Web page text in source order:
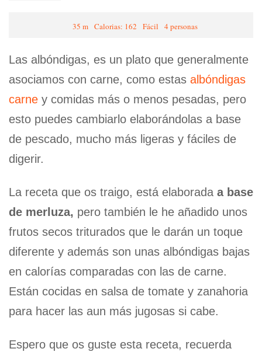
35 m Calorias: 162 Fácil 4 personas
Las albóndigas, es un plato que generalmente
asociamos con carne, como estas albóndigas
carne y comidas más o menos pesadas, pero
esto puedes cambiarlo elaborándolas a base
de pescado, mucho más ligeras y fáciles de
digerir.
La receta que os traigo, está elaborada a base
de merluza, pero también le he añadido unos
frutos secos triturados que le darán un toque
diferente y además son unas albóndigas bajas
en calorías comparadas con las de carne.
Están cocidas en salsa de tomate y zanahoria
para hacer las aun más jugosas si cabe.
Espero que os guste esta receta, recuerda